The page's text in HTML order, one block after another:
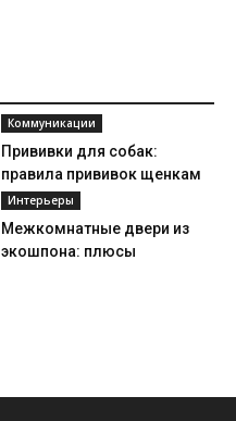
Коммуникации
Прививки для собак:
правила прививок щенкам
Интерьеры
Межкомнатные двери из
экошпона: плюсы